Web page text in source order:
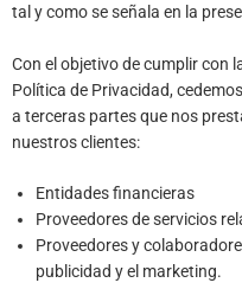
tal y como se señala en la
Con el objetivo de cumplir con
Política de Privacidad,
a terceras partes que nos
nuestros clientes:
Entidades financieras
Proveedores de servicios
Proveedores y
publicidad y el marketing.